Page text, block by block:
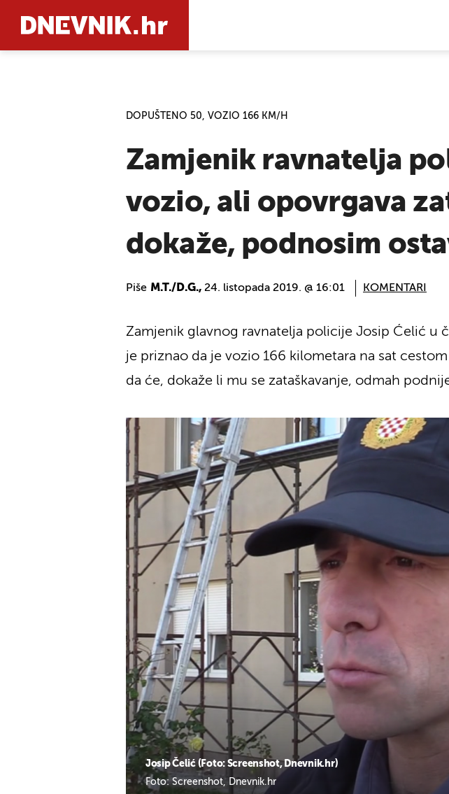
DOPUŠTENO 50, VOZIO 166 KM/H
Zamjenik ravnatelja
vozio, ali opovrgava
dokaže, podnosim
Piše M.T./D.G., 24. listopada 2019. @ 16:01 KOMENTARI
Josip Čelić (Foto: Screenshot, Dnevnik.hr)
Foto: Screenshot, Dnevnik.hr
Zamjenik glavnog ravnatelja policije Josip Ćelić u
je priznao da je vozio 166 kilometara na sat
da će, dokaže li mu se zataškavanje, odmah